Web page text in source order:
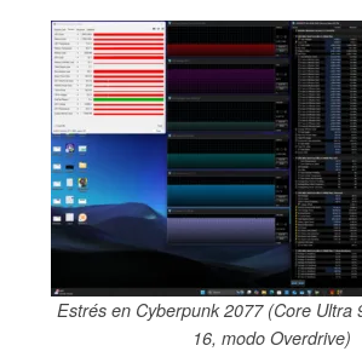
Estrés en Cyberpunk 2077 (Core Ultra
16, modo Overdrive)